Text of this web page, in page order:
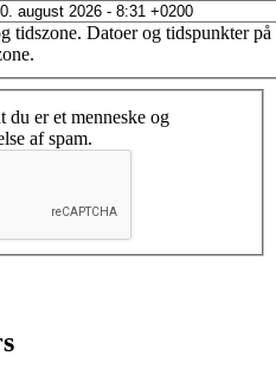
accepterer betingelserneog
, bliver du oprettet som bruger.
din tilmelding, og tildele
*
tidszone. Datoer og tidspunkter på
du er et menneske og
af spam.